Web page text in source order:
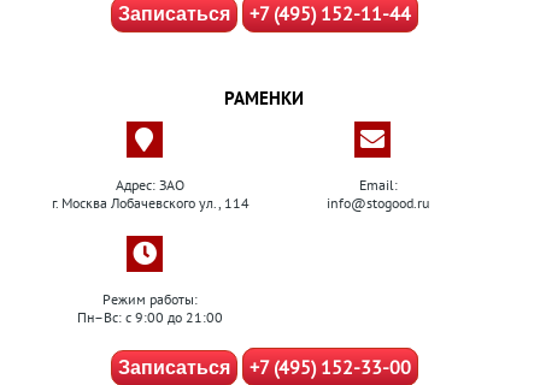
Записаться +7 (495) 152-11-44
РАМЕНКИ
Адрес: ЗАО
г. Москва Лобачевского ул., 114
Email:
info@stogood.ru
Режим работы:
Пн–Вс: с 9:00 до 21:00
Записаться +7 (495) 152-33-00